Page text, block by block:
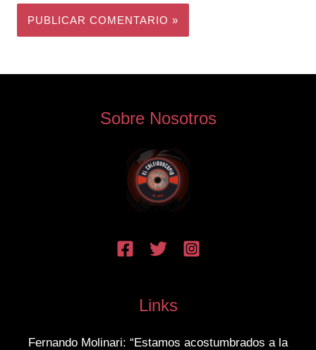
Sobre Nosotros
Links
Fernando Molinari: “Estamos acostumbrados a la